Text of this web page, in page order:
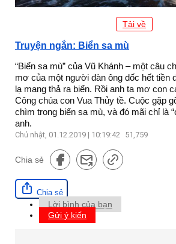
Tải về
Truyện ngắn: Biển sa mù
“Biển sa mù” của Vũ Khánh – một câu
mơ của một người đàn ông dốc hết tiền
lạ mang thả ra biển. Rồi anh ta mơ con
Công chúa con Vua Thủy tề. Cuộc gặp
chìm trong biển sa mù, và đó mãi chỉ là
anh.
Chủ nhật, 01.12.2019 | 10:19:42 51,759
Chia sẻ
Chia sẻ
Lời bình của bạn
Gửi ý kiến